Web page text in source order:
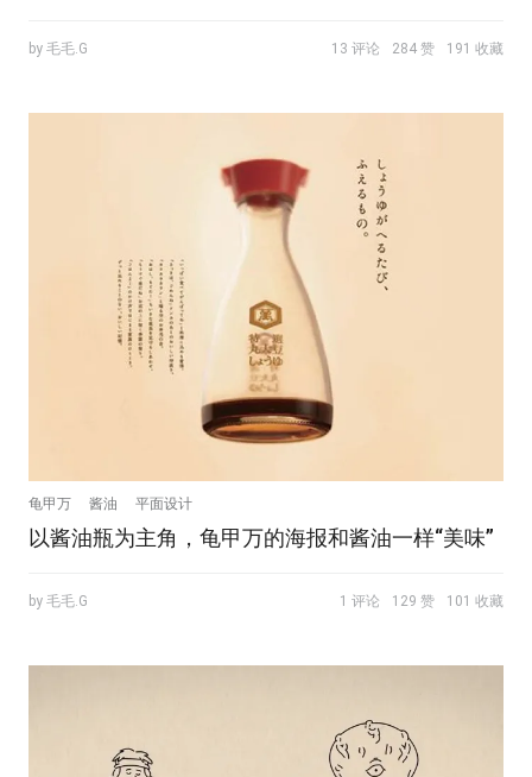
by 毛毛.G 13 评论 284 赞 191 收藏
龟甲万 酱油 平面设计
以酱油瓶为主角，龟甲万的海报和酱油一样“美味”
by 毛毛.G 1 评论 129 赞 101 收藏